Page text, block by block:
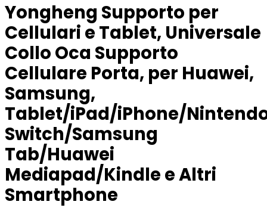
Yongheng Supporto per
Cellulari e Tablet, Universale
Collo Oca Supporto
Cellulare Porta, per Huawei,
Samsung,
Tablet/iPad/iPhone/
Switch/Samsung
Tab/Huawei
Mediapad/Kindle e Altri
Smartphone